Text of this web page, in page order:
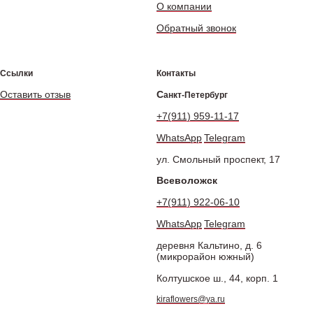
О компании
Обратный звонок
Ссылки
Оставить отзыв
Контакты
Санкт-Петербург
+7(911) 959-11-17
WhatsAppTelegram
ул. Смольный проспект, 17
Всеволожск
+7(911) 922-06-10
WhatsAppTelegram
деревня Кальтино, д. 6
(микрорайон южный)
Колтушское ш., 44, корп. 1
kiraflowers@ya.ru